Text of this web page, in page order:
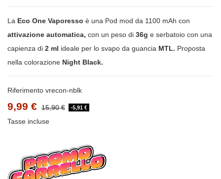
La Eco One Vaporesso è una Pod mod da 1100 mAh con
attivazione automatica, con un peso di 36g e serbatoio con una
capienza di 2 ml ideale per lo svapo da guancia MTL. Proposta
nella colorazione Night Black.
Riferimento vrecon-nblk
9,99 € 15,90 € -5,91 €
Tasse incluse